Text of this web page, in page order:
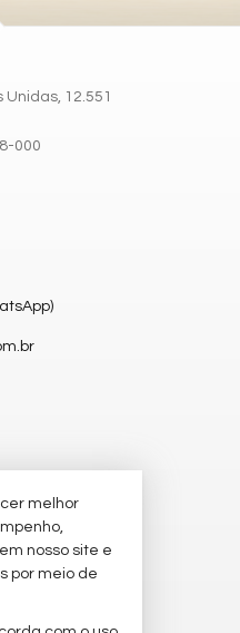
12.551
000
melhor
nosso site e
por meio de